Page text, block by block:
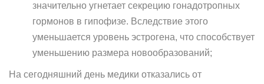
значительно угнетает секрецию гонадотропных
гормонов в гипофизе. Вследствие этого
уменьшается уровень эстрогена, что способствует
уменьшению размера новообразований;
На сегодняшний день медики отказались от